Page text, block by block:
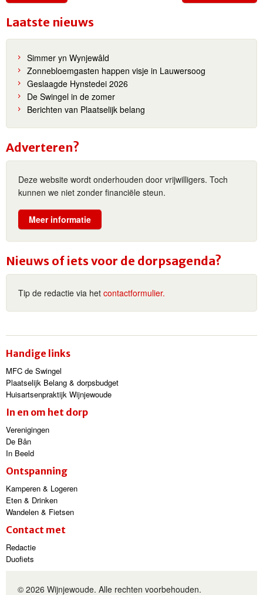
Laatste nieuws
Simmer yn Wynjewâld
Zonnebloemgasten happen visje in Lauwersoog
Geslaagde Hynstedei 2026
De Swingel in de zomer
Berichten van Plaatselijk belang
Adverteren?
Deze website wordt onderhouden door vrijwilligers. Toch
kunnen we niet zonder financiële steun.
Meer informatie
Nieuws of iets voor de dorpsagenda?
Tip de redactie via het contactformulier.
Handige links
MFC de Swingel
Plaatselijk Belang & dorpsbudget
Huisartsenpraktijk Wijnjewoude
In en om het dorp
Verenigingen
De Bân
In Beeld
Ontspanning
Kamperen & Logeren
Eten & Drinken
Wandelen & Fietsen
Contact met
Redactie
Duofiets
© 2026 Wijnjewoude. Alle rechten voorbehouden.